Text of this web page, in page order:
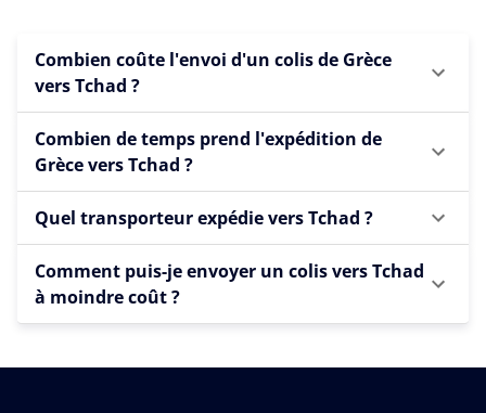
Combien coûte l'envoi d'un colis de Grèce
vers Tchad ?
Combien de temps prend l'expédition de
Grèce vers Tchad ?
Quel transporteur expédie vers Tchad ?
Comment puis-je envoyer un colis vers Tchad
à moindre coût ?